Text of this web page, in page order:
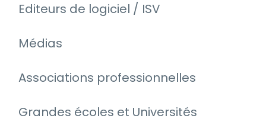
Editeurs de logiciel / ISV
Médias
Associations professionnelles
Grandes écoles et Universités